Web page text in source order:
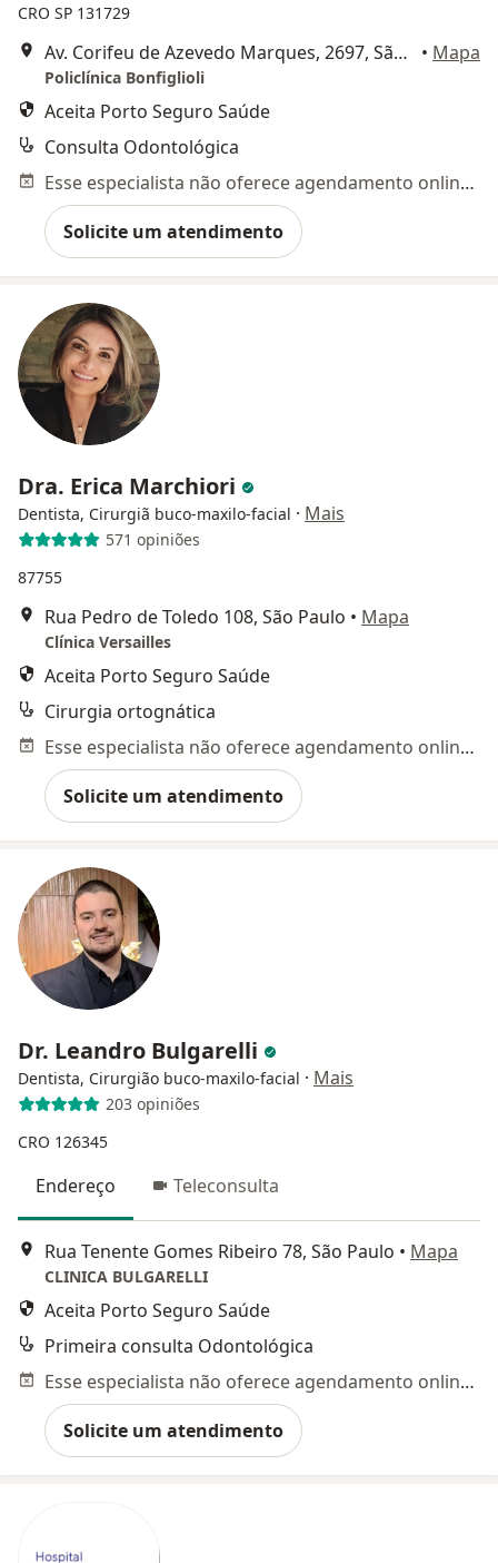
CRO SP 131729
Av. Corifeu de Azevedo Marques, 2697, São Paulo • Mapa
Policlínica Bonfiglioli
Aceita Porto Seguro Saúde
Consulta Odontológica
Esse especialista não oferece agendamento online para esse endereço.
Solicite um atendimento
Dra. Erica Marchiori
Dentista, Cirurgiã buco-maxilo-facial · Mais
571 opiniões
87755
Rua Pedro de Toledo 108, São Paulo • Mapa
Clínica Versailles
Aceita Porto Seguro Saúde
Cirurgia ortognática
Esse especialista não oferece agendamento online para esse endereço.
Solicite um atendimento
Dr. Leandro Bulgarelli
Dentista, Cirurgião buco-maxilo-facial · Mais
203 opiniões
CRO 126345
Endereço Teleconsulta
Rua Tenente Gomes Ribeiro 78, São Paulo • Mapa
CLINICA BULGARELLI
Aceita Porto Seguro Saúde
Primeira consulta Odontológica
Esse especialista não oferece agendamento online para esse endereço.
Solicite um atendimento